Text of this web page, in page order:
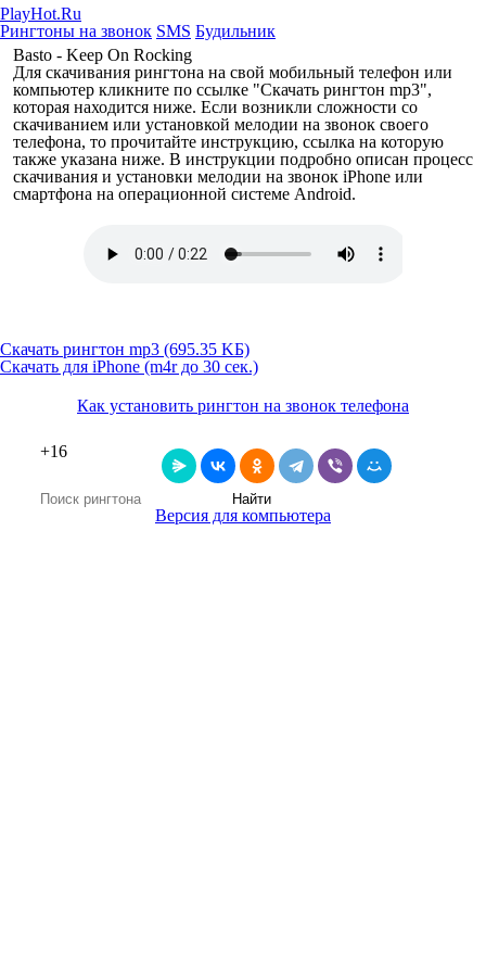
PlayHot.Ru
Рингтоны на звонок SMS Будильник
Basto - Keep On Rocking
Для скачивания рингтона на свой мобильный телефон или
компьютер кликните по ссылке "Скачать рингтон mp3",
которая находится ниже. Если возникли сложности со
скачиванием или установкой мелодии на звонок своего
телефона, то прочитайте инструкцию, ссылка на которую
также указана ниже. В инструкции подробно описан процесс
скачивания и установки мелодии на звонок iPhone или
смартфона на операционной системе Android.
Скачать рингтон mp3 (695.35 KБ)
Скачать для iPhone (m4r до 30 сек.)
Как установить рингтон на звонок телефона
+16
Найти
Версия для компьютера